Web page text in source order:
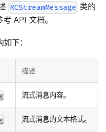
RCStreamMessage 类的
API 文档。
下：
描述
流式消息内容。
流式消息的文本格式。